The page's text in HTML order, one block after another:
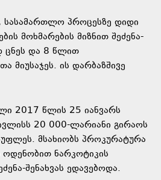
სასამართლო პროცესზე დიდი
მოხმარების მიზნით შეძენა-
ცნეს და 8 წლით
მიუსაჯეს. ის დარბაზშივე
2017 წლის 25 იანვარს
20 000-ლარიანი გირაოს
მსახიობს პროკურატურა
ნარკოტიკის
შენახვას ედავებოდა.